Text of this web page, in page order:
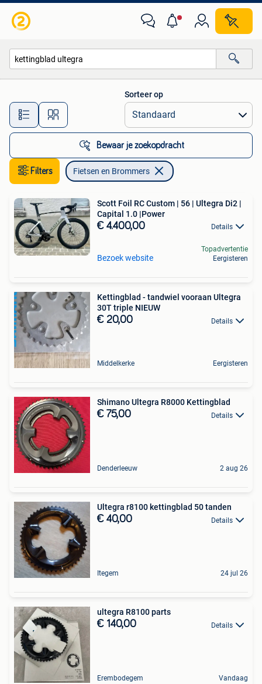
Alle afstanden…
Sorteer op
Bewaar je zoekopdracht
Filters Fietsen en Brommers
Scott Foil RC Custom | 56 | Ultegra Di2 |
Capital 1.0 |Power
€ 4.400,00 Details
Bezoek website
Topadvertentie
Eergisteren
Kettingblad - tandwiel vooraan Ultegra
30T triple NIEUW
€ 20,00 Details
Middelkerke Eergisteren
Shimano Ultegra R8000 Kettingblad
€ 75,00 Details
Denderleeuw 2 aug 26
Ultegra r8100 kettingblad 50 tanden
€ 40,00 Details
Itegem 24 jul 26
ultegra R8100 parts
€ 140,00 Details
Erembodegem Vandaag